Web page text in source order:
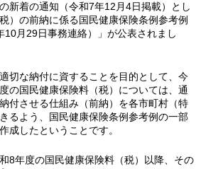
新着の通知（令和7年12月4日掲載）とし
）の前納に係る国民健康保険条例参考例
10月29日事務連絡）」が公表されまし
切な納付に資することを目的として、今
の国民健康保険料（税）については、通
付させる仕組み（前納）を各市町村（特
るよう、国民健康保険条例参考例の一部
成したということです。
8年度の国民健康保険料（税）以降、その